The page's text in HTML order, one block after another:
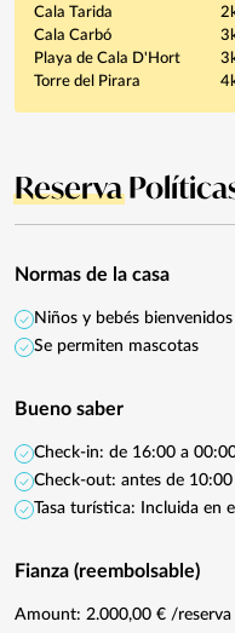
Cala Tarida
Cala Carbó
Playa de Cala D'Hort
Torre del Pirara
Reserva
Normas de la casa
Niños y bebés bienvenidos
Se permiten mascotas
Bueno saber
Check-in: de 16:00 a
Check-out: antes de 10:00
Tasa turística: Incluida en
Fianza (reembolsable)
Amount: 2.000,00 € /reserva